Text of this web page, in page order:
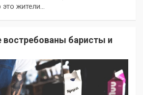
жители…
востребованы баристы и